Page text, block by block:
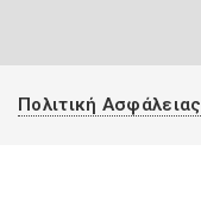
Πολιτική Ασφάλειας